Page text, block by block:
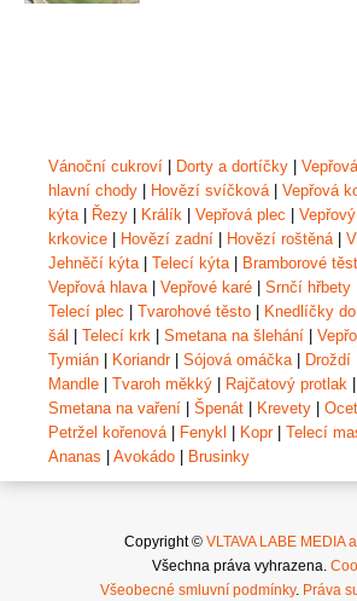
Vánoční cukroví Dorty a dortíčky
hlavní chody
Hovězí svíčková Vepřová
kýta
Řezy Králík Vepřová plec
krkovice
Hovězí zadní Hovězí roštěná
Jehněčí kýta
Telecí kýta Bramborové
Vepřová hlava
Vepřové karé Srnčí hřbety
Telecí plec
Tvarohové těsto Knedlíčky
šál
Telecí krk Smetana na šlehání
Tymián
Koriandr| Sójová omáčka Droždí
Mandle
Tvaroh měkký Rajčatový protlak
Smetana na vaření
Špenát Krevety
Petržel kořenová
Fenykl Kopr| Telecí
Ananas
Avokádo Brusinky
Copyright © VLTAVA LABE MEDIA
Všechna práva vyhrazena.
Všeobecné smluvní podmínky. Práva